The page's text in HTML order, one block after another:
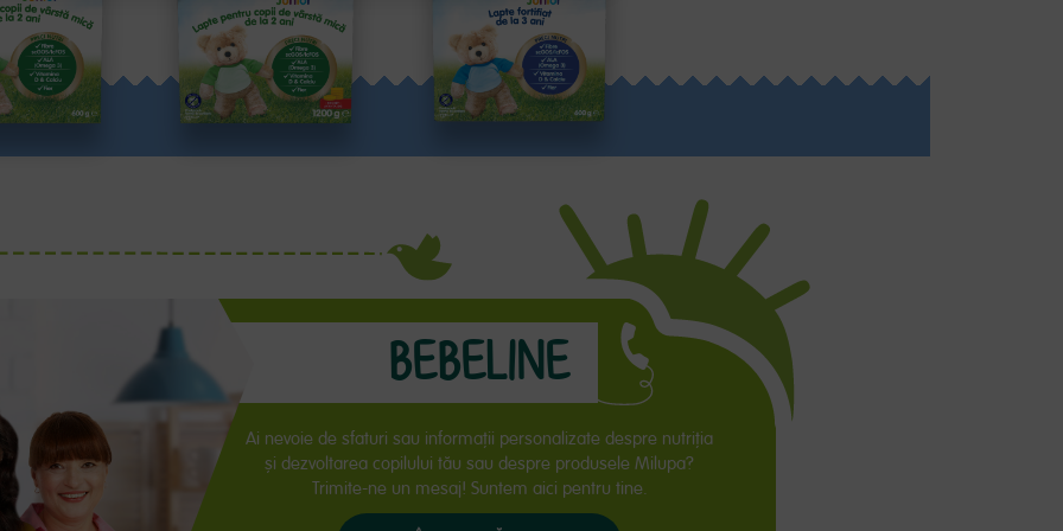
VEZI DETALII VEZI DETALII
BEBELINE
Ai nevoie de sfaturi sau informaţii personalizate despre nutriţia
și dezvoltarea copilului tău sau despre produsele Milupa?
Trimite-ne un mesaj! Suntem aici pentru tine.